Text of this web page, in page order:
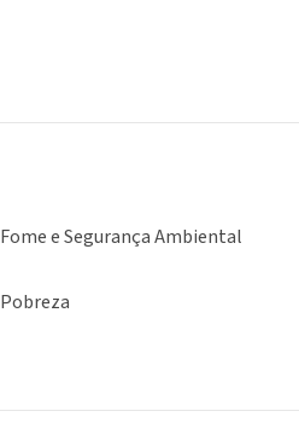
Fome e Segurança Ambiental
Pobreza